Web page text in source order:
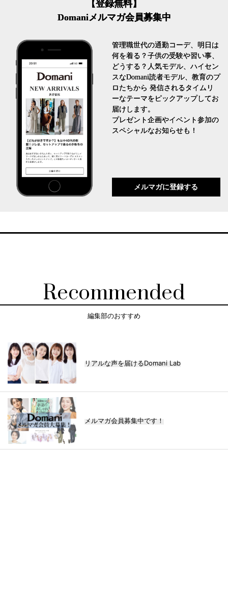
【登録無料】
Domaniメルマガ会員募集中
管理職世代の通勤コーデ、明日は
何を着る？子供の受験や習い事、
どうする？人気モデル、ハイセン
スなDomani読者モデル、教育のプ
ロたちから 発信されるタイムリ
ーなテーマをピックアップしてお
届けします。
プレゼント企画やイベント参加の
スペシャルなお知らせも！
メルマガに登録する
Recommended
編集部のおすすめ
リアルな声を届けるDomani Lab
メルマガ会員募集中です！